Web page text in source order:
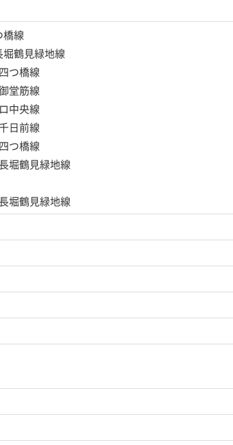
橋線
鶴見緑地線
つ橋線
堂筋線
中央線
日前線
つ橋線
堀鶴見緑地線
堀鶴見緑地線